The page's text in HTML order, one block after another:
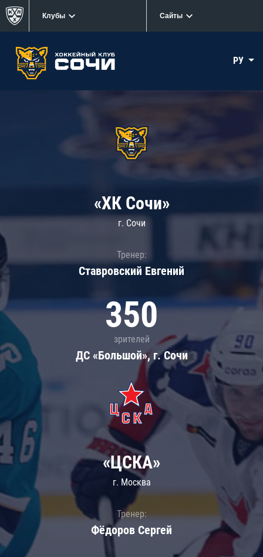
Клубы Сайты
РУ
«ХК Сочи»
г. Сочи
Тренер:
Ставровский Евгений
350
зрителей
ДС «Большой», г. Сочи
«ЦСКА»
г. Москва
Тренер:
Фёдоров Сергей